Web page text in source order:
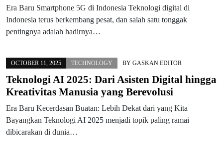
Era Baru Smartphone 5G di Indonesia Teknologi digital di
Indonesia terus berkembang pesat, dan salah satu tonggak
pentingnya adalah hadirnya…
OCTOBER 11, 2025 TECHNOLOGY BY GASKAN EDITOR
Teknologi AI 2025: Dari Asisten Digital hingga
Kreativitas Manusia yang Berevolusi
Era Baru Kecerdasan Buatan: Lebih Dekat dari yang Kita
Bayangkan Teknologi AI 2025 menjadi topik paling ramai
dibicarakan di dunia…